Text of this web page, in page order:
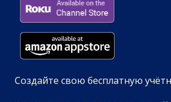
Создайте свою бесплатную